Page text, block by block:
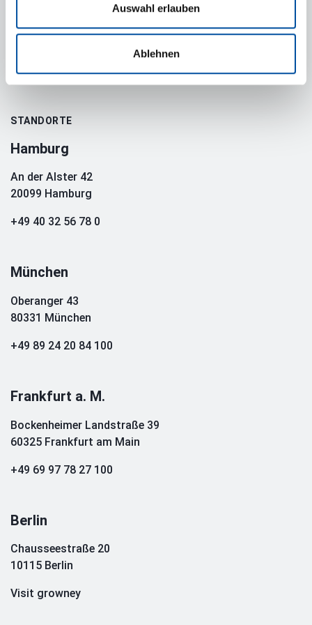
Auswahl erlauben
Ablehnen
STANDORTE
Hamburg
An der Alster 42
20099 Hamburg
+49 40 32 56 78 0
München
Oberanger 43
80331 München
+49 89 24 20 84 100
Frankfurt a. M.
Bockenheimer Landstraße 39
60325 Frankfurt am Main
+49 69 97 78 27 100
Berlin
Chausseestraße 20
10115 Berlin
Visit growney